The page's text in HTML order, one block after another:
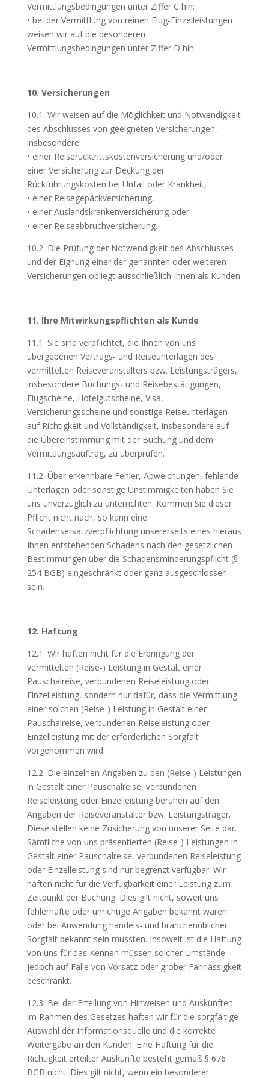
Vermittlungsbedingungen unter Ziffer C hin;
• bei der Vermittlung von reinen Flug-Einzelleistungen
weisen wir auf die besonderen
Vermittlungsbedingungen unter Ziffer D hin.
10. Versicherungen
10.1. Wir weisen auf die Möglichkeit und Notwendigkeit
des Abschlusses von geeigneten Versicherungen,
insbesondere
• einer Reiserücktrittskostenversicherung und/oder
einer Versicherung zur Deckung der
Rückführungskosten bei Unfall oder Krankheit,
• einer Reisegepäckversicherung,
• einer Auslandskrankenversicherung oder
• einer Reiseabbruchversicherung.
10.2. Die Prüfung der Notwendigkeit des Abschlusses
und der Eignung einer der genannten oder weiteren
Versicherungen obliegt ausschließlich Ihnen als Kunden.
11. Ihre Mitwirkungspflichten als Kunde
11.1. Sie sind verpflichtet, die Ihnen von uns
übergebenen Vertrags- und Reiseunterlagen des
vermittelten Reiseveranstalters bzw. Leistungsträgers,
insbesondere Buchungs- und Reisebestätigungen,
Flugscheine, Hotelgutscheine, Visa,
Versicherungsscheine und sonstige Reiseunterlagen
auf Richtigkeit und Vollständigkeit, insbesondere auf
die Übereinstimmung mit der Buchung und dem
Vermittlungsauftrag, zu überprüfen.
11.2. Über erkennbare Fehler, Abweichungen, fehlende
Unterlagen oder sonstige Unstimmigkeiten haben Sie
uns unverzüglich zu unterrichten. Kommen Sie dieser
Pflicht nicht nach, so kann eine
Schadensersatzverpflichtung unsererseits eines hieraus
Ihnen entstehenden Schadens nach den gesetzlichen
Bestimmungen über die Schadensminderungspflicht (§
254 BGB) eingeschränkt oder ganz ausgeschlossen
sein.
12. Haftung
12.1. Wir haften nicht für die Erbringung der
vermittelten (Reise-) Leistung in Gestalt einer
Pauschalreise, verbundenen Reiseleistung oder
Einzelleistung, sondern nur dafür, dass die Vermittlung
einer solchen (Reise-) Leistung in Gestalt einer
Pauschalreise, verbundenen Reiseleistung oder
Einzelleistung mit der erforderlichen Sorgfalt
vorgenommen wird.
12.2. Die einzelnen Angaben zu den (Reise-) Leistungen
in Gestalt einer Pauschalreise, verbundenen
Reiseleistung oder Einzelleistung beruhen auf den
Angaben der Reiseveranstalter bzw. Leistungsträger.
Diese stellen keine Zusicherung von unserer Seite dar.
Sämtliche von uns präsentierten (Reise-) Leistungen in
Gestalt einer Pauschalreise, verbundenen Reiseleistung
oder Einzelleistung sind nur begrenzt verfügbar. Wir
haften nicht für die Verfügbarkeit einer Leistung zum
Zeitpunkt der Buchung. Dies gilt nicht, soweit uns
fehlerhafte oder unrichtige Angaben bekannt waren
oder bei Anwendung handels- und branchenüblicher
Sorgfalt bekannt sein mussten. Insoweit ist die Haftung
von uns für das Kennen müssen solcher Umstände
jedoch auf Fälle von Vorsatz oder grober Fahrlässigkeit
beschränkt.
12.3. Bei der Erteilung von Hinweisen und Auskünften
im Rahmen des Gesetzes haften wir für die sorgfältige
Auswahl der Informationsquelle und die korrekte
Weitergabe an den Kunden. Eine Haftung für die
Richtigkeit erteilter Auskünfte besteht gemäß § 676
BGB nicht. Dies gilt nicht, wenn ein besonderer